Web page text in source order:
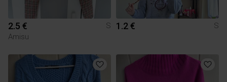
2.5 €
S
Amisu
1.2 € S